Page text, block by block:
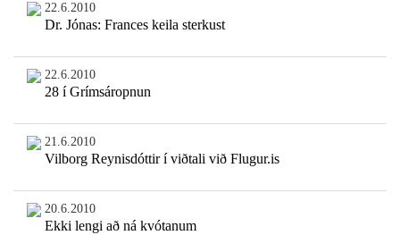
22.6.2010
Dr. Jónas: Frances keila sterkust
22.6.2010
28 í Grímsáropnun
21.6.2010
Vilborg Reynisdóttir í viðtali við Flugur.is
20.6.2010
Ekki lengi að ná kvótanum